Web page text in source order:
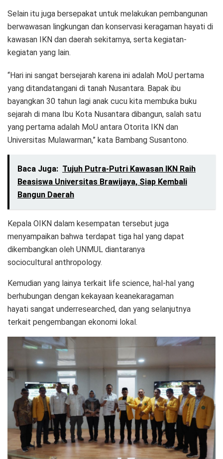
Selain itu juga bersepakat untuk melakukan pembangunan
berwawasan lingkungan dan konservasi keragaman hayati di
kawasan IKN dan daerah sekitarnya, serta kegiatan-
kegiatan yang lain.
“Hari ini sangat bersejarah karena ini adalah MoU pertama
yang ditandatangani di tanah Nusantara. Bapak ibu
bayangkan 30 tahun lagi anak cucu kita membuka buku
sejarah di mana Ibu Kota Nusantara dibangun, salah satu
yang pertama adalah MoU antara Otorita IKN dan
Universitas Mulawarman,” kata Bambang Susantono.
Baca Juga: Tujuh Putra-Putri Kawasan IKN Raih
Beasiswa Universitas Brawijaya, Siap Kembali
Bangun Daerah
Kepala OIKN dalam kesempatan tersebut juga
menyampaikan bahwa terdapat tiga hal yang dapat
dikembangkan oleh UNMUL diantaranya
sociocultural anthropology.
Kemudian yang lainya terkait life science, hal-hal yang
berhubungan dengan kekayaan keanekaragaman
hayati sangat underresearched, dan yang selanjutnya
terkait pengembangan ekonomi lokal.